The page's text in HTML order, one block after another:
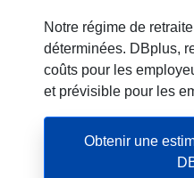
Notre régime de
déterminées. DBplus,
coûts pour les
et prévisible pour les
Obtenir une